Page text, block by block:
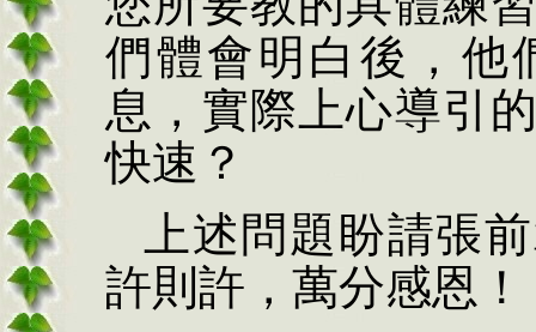
們體會明白後，他
息，實際上心導引
快速？
上述問題盼請張
許則許，萬分感恩！